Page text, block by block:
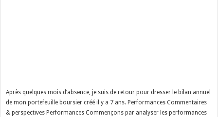
Après quelques mois d’absence, je suis de retour pour dresser le bilan annuel
de mon portefeuille boursier créé il y a 7 ans. Performances Commentaires
& perspectives Performances Commençons par analyser les performances